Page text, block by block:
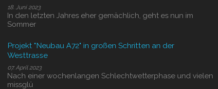
18. Juni 2023
In den letzten Jahres eher gemächlich, geht es nun im
Sommer
Projekt "Neubau A72" in großen Schritten an der
Westtrasse
07. April 2023
Nach einer wochenlangen Schlechtwetterphase und vielen
missglü